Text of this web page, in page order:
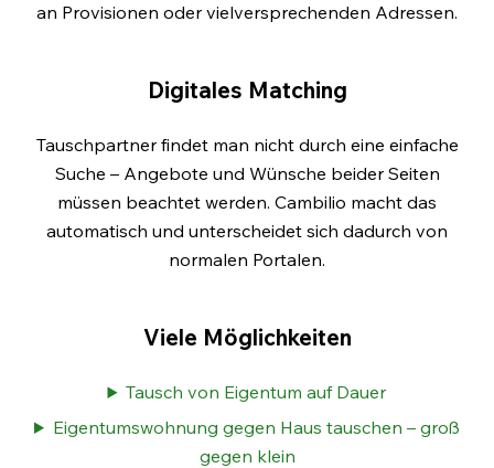
an Provisionen oder vielversprechenden Adressen.
Digitales Matching
Tauschpartner findet man nicht durch eine einfache
Suche – Angebote und Wünsche beider Seiten
müssen beachtet werden. Cambilio macht das
automatisch und unterscheidet sich dadurch von
normalen Portalen.
Viele Möglichkeiten
Tausch von Eigentum auf Dauer
Eigentumswohnung gegen Haus tauschen – groß
gegen klein